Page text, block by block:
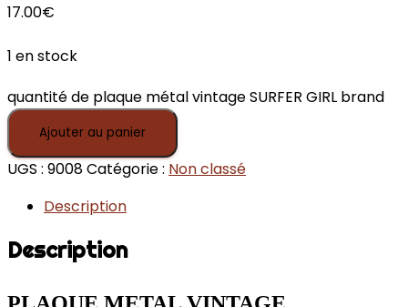
17.00€
1 en stock
quantité de plaque métal vintage SURFER GIRL brand
Ajouter au panier
UGS : 9008Catégorie : Non classé
Description
Description